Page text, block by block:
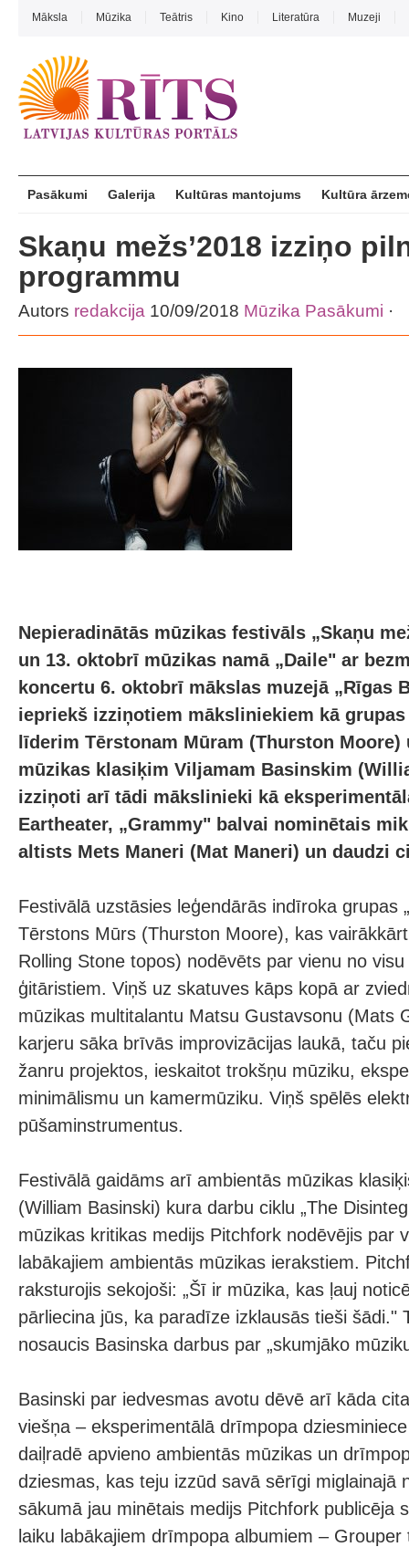
Māksla Mūzika Teātris Kino Literatūra Muzeji
Pasākumi Galerija Kultūras mantojums Kultūra
Skaņu mežs’2018 izziņo
programmu
Autors redakcija 10/09/2018 Mūzika Pasākumi ·
Nepieradinātās mūzikas festivāls „Skaņu
un 13. oktobrī mūzikas namā „Daile" ar
koncertu 6. oktobrī mākslas muzejā „Rīgas
iepriekš izziņotiem māksliniekiem kā
līderim Tērstonam Mūram (Thurston Moore)
mūzikas klasiķim Viljamam Basinskim
izziņoti arī tādi mākslinieki kā
Eartheater, „Grammy" balvai nominētais
altists Mets Maneri (Mat Maneri) un daudzi
Festivālā uzstāsies leģendārās indīroka grupas
Tērstons Mūrs (Thurston Moore), kas
Rolling Stone topos) nodēvēts par vienu no
ģitāristiem. Viņš uz skatuves kāps kopā ar
mūzikas multitalantu Matsu Gustavsonu (Mats
karjeru sāka brīvās improvizācijas laukā, taču
žanru projektos, ieskaitot trokšņu mūziku,
minimālismu un kamermūziku. Viņš spēlēs
pūšaminstrumentus.
Festivālā gaidāms arī ambientās mūzikas
(William Basinski) kura darbu ciklu „The
mūzikas kritikas medijs Pitchfork nodēvējis par
labākajiem ambientās mūzikas ierakstiem.
raksturojis sekojoši: „Šī ir mūzika, kas ļauj
pārliecina jūs, ka paradīze izklausās tieši šādi."
nosaucis Basinska darbus par „skumjāko
Basinski par iedvesmas avotu dēvē arī kāda
viešņa – eksperimentālā drīmpopa
daiļradē apvieno ambientās mūzikas un
dziesmas, kas teju izzūd savā sērīgi miglainajā
sākumā jau minētais medijs Pitchfork publicēja
laiku labākajiem drīmpopa albumiem – Grouper